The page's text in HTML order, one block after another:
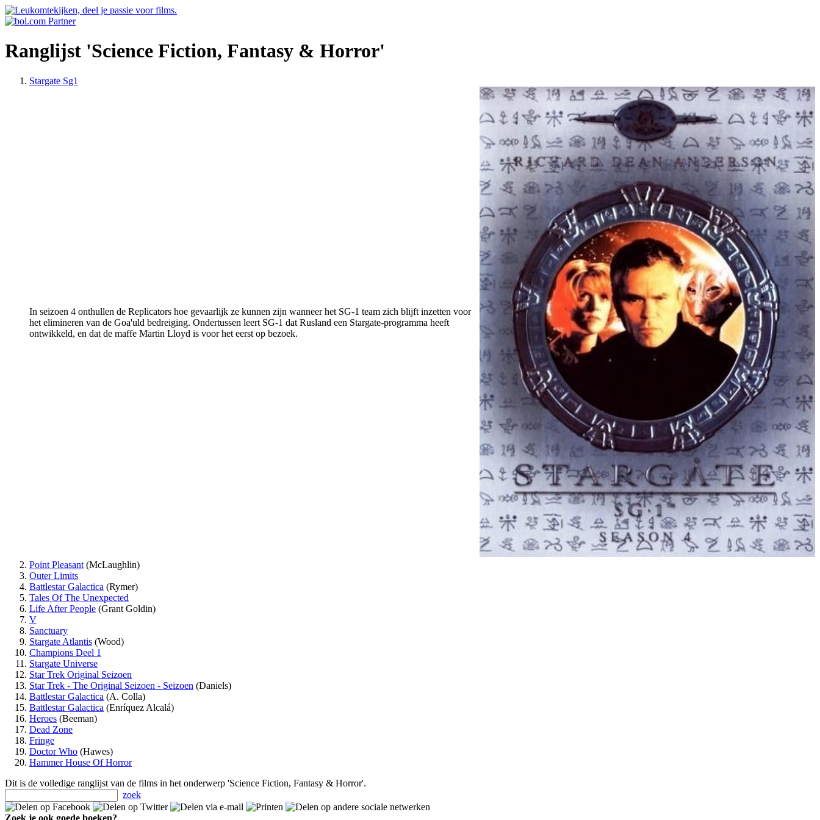
Ranglijst 'Science Fiction, Fantasy & Horror'
Stargate Sg1
In seizoen 4 onthullen de Replicators hoe gevaarlijk ze kunnen zijn wanneer het SG-1 team zich blijft inzetten voor
het elimineren van de Goa'uld bedreiging. Ondertussen leert SG-1 dat Rusland een Stargate-programma heeft
ontwikkeld, en dat de maffe Martin Lloyd is voor het eerst op bezoek.
Point Pleasant (McLaughlin)
Outer Limits
Battlestar Galactica (Rymer)
Tales Of The Unexpected
Life After People (Grant Goldin)
V
Sanctuary
Stargate Atlantis (Wood)
Champions Deel 1
Stargate Universe
Star Trek Original Seizoen
Star Trek - The Original Seizoen - Seizoen (Daniels)
Battlestar Galactica (A. Colla)
Battlestar Galactica (Enríquez Alcalá)
Heroes (Beeman)
Dead Zone
Fringe
Doctor Who (Hawes)
Hammer House Of Horror
Dit is de volledige ranglijst van de films in het onderwerp 'Science Fiction, Fantasy & Horror'.
zoek
Zoek je ook goede boeken?